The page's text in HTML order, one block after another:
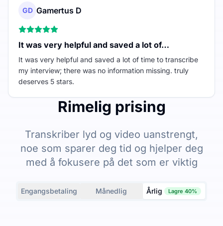
GD Gamertus D
It was very helpful and saved a lot of…
It was very helpful and saved a lot of time to transcribe
my interview; there was no information missing. truly
deserves 5 stars.
Rimelig prising
Transkriber lyd og video uanstrengt,
noe som sparer deg tid og hjelper deg
med å fokusere på det som er viktig
Engangsbetaling Månedlig Årlig Lagre 40%